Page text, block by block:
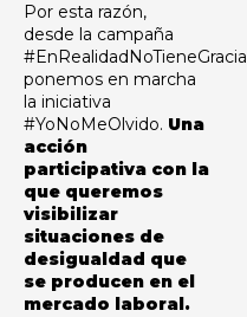
Por esta razón,
desde la campaña
#EnRealidadNoTieneGracia
ponemos en marcha
la iniciativa
#YoNoMeOlvido. Una
acción
participativa con la
que queremos
visibilizar
situaciones de
desigualdad que
se producen en el
mercado laboral.